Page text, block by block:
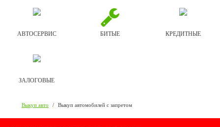
АВТОСЕРВИС БИТЫЕ КРЕДИТНЫЕ
ЗАЛОГОВЫЕ
Выкуп авто / Выкуп автомобилей с запретом